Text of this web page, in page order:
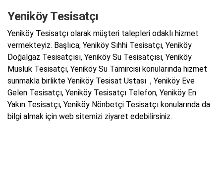
Yeniköy Tesisatçı
Yeniköy Tesisatçı olarak müşteri talepleri odaklı hizmet
vermekteyiz. Başlıca; Yeniköy Sıhhi Tesisatçı, Yeniköy
Doğalgaz Tesisatçısı, Yeniköy Su Tesisatçısı, Yeniköy
Musluk Tesisatçı, Yeniköy Su Tamircisi konularında hizmet
sunmakla birlikte Yeniköy Tesisat Ustası , Yeniköy Eve
Gelen Tesisatçı, Yeniköy Tesisatçı Telefon, Yeniköy En
Yakın Tesisatçı, Yeniköy Nönbetçi Tesisatçı konularında da
bilgi almak için web sitemizi ziyaret edebilirsiniz.